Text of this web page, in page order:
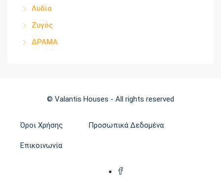
Λυδία
Ζυγός
ΔΡΑΜΑ
© Valantis Houses - All rights reserved
Όροι Χρήσης Προσωπικά Δεδομένα
Επικοινωνία